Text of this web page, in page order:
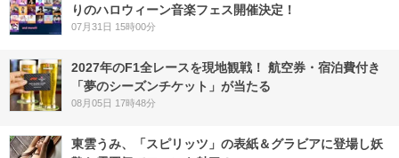
りのハロウィーン音楽フェス開催決定！
07月31日 15時00分
2027年のF1全レースを現地観戦！ 航空券・宿泊費付き
「夢のシーズンチケット」が当たる
08月05日 17時48分
東雲うみ、「スピリッツ」の表紙＆グラビアに登場し妖